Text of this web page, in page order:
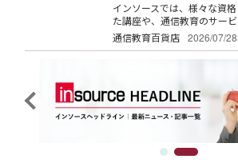
インソースでは、様々な資
た講座や、通信教育のサー
通信教育百貨店
2026/07/